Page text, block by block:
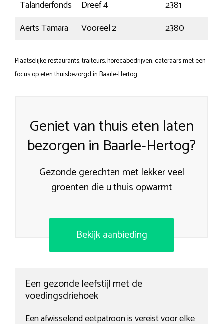
Talanderfonds
Dreef 4 2381
Aerts Tamara
Vooreel 2 2380
Plaatselijke restaurants, traiteurs, horecabedrijven, cateraars met een
focus op eten thuisbezorgd in Baarle-Hertog.
Geniet van thuis eten laten
bezorgen in Baarle-Hertog?
Gezonde gerechten met lekker veel
groenten die u thuis opwarmt
Bekijk aanbieding
Een gezonde leefstijl met de
voedingsdriehoek
Een afwisselend eetpatroon is vereist voor elke